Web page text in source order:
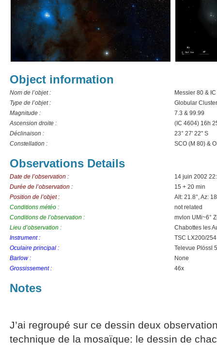
Object information
Nom de l’objet :
Messier 80 &
Type de l’objet :
Globular
Magnitude :
7.3 & 99.99
Ascension droite :
(IC 4604) 16h
Déclinaison :
23° 27' 22" S
Constellation :
SCO (M 80) &
Observations Details
Date de l’observation :
14 juin 2002
Durée de l’observation :
15 + 20 min
Position de l’objet :
Alt: 21.8°, Az:
Conditions météo :
not related
Conditions de l’observation :
mvlon UMi~6°
Lieu d’observation :
Chabottes les
Instrument :
TSC LX200/
Oculaire principal :
Televue Plössl
Barlow :
None
Grossissement :
46x
Notes
J’ai regroupé sur ce dessin deux
technique de la mosaïque: le dessin de